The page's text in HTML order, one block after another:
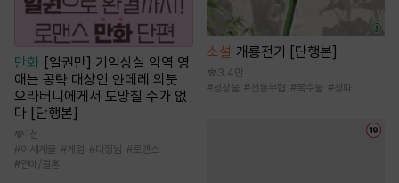
만화 [일권만] 기억상실 악역 영
애는 공략 대상인 얀데레 의붓
오라버니에게서 도망칠 수가 없
다 [단행본]
1천
#이세계물 # 게임 #다정남 #로맨스
#연애/결혼
소설 개룡전기 [단행본]
3.4만
#성장물 #전통무협 #복수물 #정파